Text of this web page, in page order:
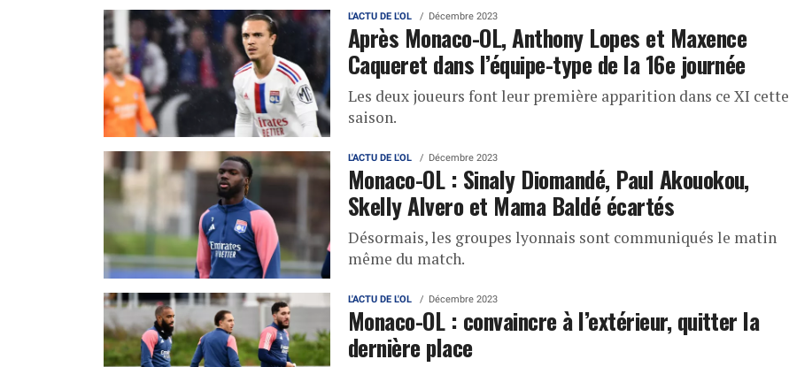
L'ACTU DE L'OL Décembre 2023
Après Monaco-OL, Anthony Lopes et Maxence
Caqueret dans l’équipe-type de la 16e journée
Les deux joueurs font leur première apparition dans ce XI cette
saison.
L'ACTU DE L'OL Décembre 2023
Monaco-OL : Sinaly Diomandé, Paul Akouokou,
Skelly Alvero et Mama Baldé écartés
Désormais, les groupes lyonnais sont communiqués le matin
même du match.
L'ACTU DE L'OL Décembre 2023
Monaco-OL : convaincre à l’extérieur, quitter la
dernière place